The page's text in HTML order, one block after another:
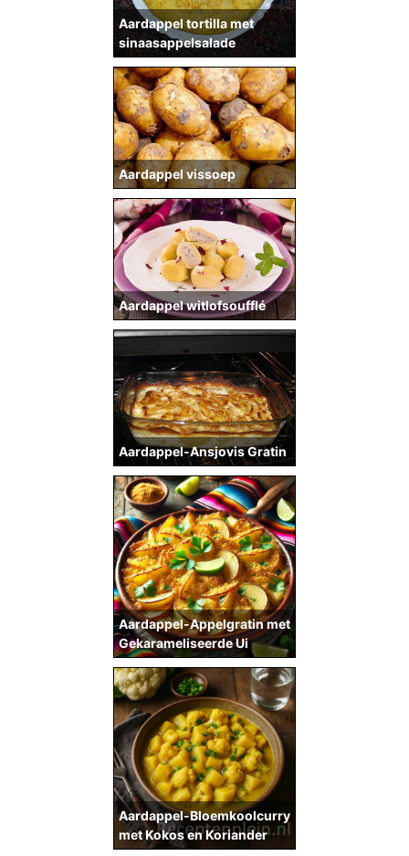
Aardappel tortilla met
sinaasappelsalade
Aardappel vissoep
Aardappel witlofsoufflé
Aardappel-Ansjovis Gratin
Aardappel-Appelgratin met
Gekarameliseerde Ui
Aardappel-Bloemkoolcurry
met Kokos en Koriander